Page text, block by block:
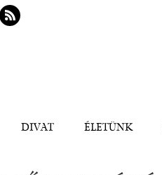
DIVAT ÉLETÜNK